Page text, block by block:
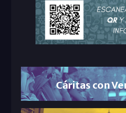
Cáritas con